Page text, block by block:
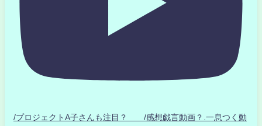
/プロジェクトA子さんも注目？ /感想戯言動画？.一息つく動